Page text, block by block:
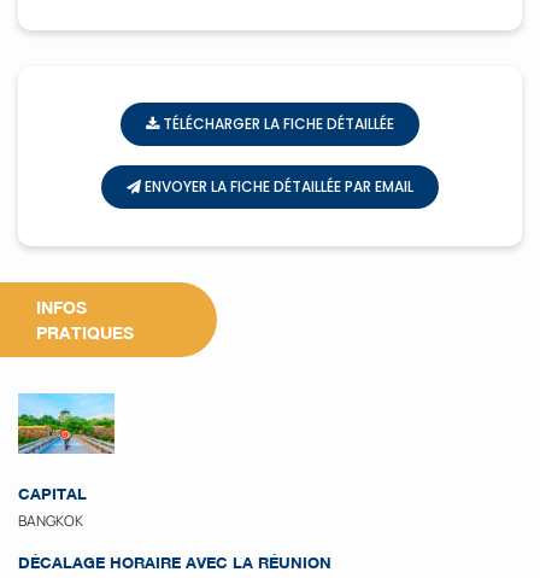
TÉLÉCHARGER LA FICHE DÉTAILLÉE
ENVOYER LA FICHE DÉTAILLÉE PAR EMAIL
INFOS
PRATIQUES
CAPITAL
BANGKOK
DÉCALAGE HORAIRE AVEC LA RÉUNION